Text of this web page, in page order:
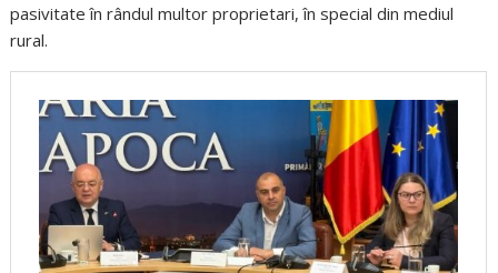
pasivitate în rândul multor proprietari, în special din mediul
rural.